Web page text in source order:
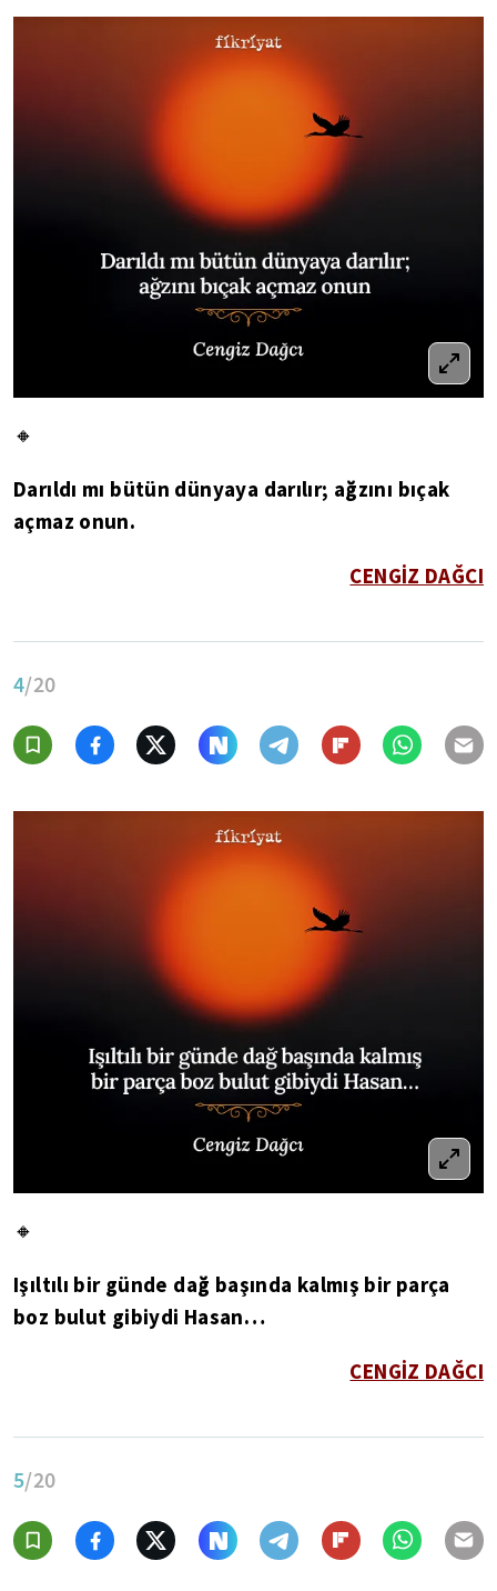
🔸
Darıldı mı bütün dünyaya darılır; ağzını bıçak
açmaz onun.
CENGİZ DAĞCI
4/20
🔸
Işıltılı bir günde dağ başında kalmış bir parça
boz bulut gibiydi Hasan…
CENGİZ DAĞCI
5/20